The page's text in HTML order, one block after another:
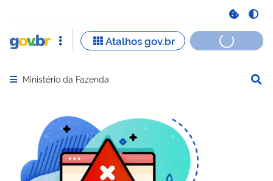
Abrir menu principal de navegação
Ministério da Fazenda